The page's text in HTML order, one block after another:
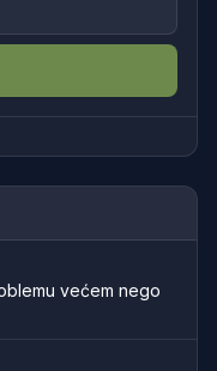
većem nego